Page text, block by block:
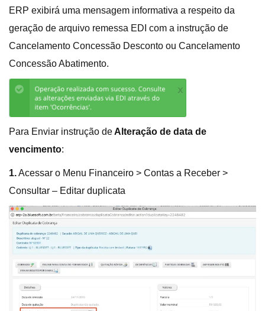
ERP exibirá uma mensagem informativa a respeito da
geração de arquivo remessa EDI com a instrução de
Cancelamento Concessão Desconto ou Cancelamento
Concessão Abatimento.
Para Enviar instrução de Alteração de data de
vencimento:
1.Acessar o Menu Financeiro > Contas a Receber >
Consultar – Editar duplicata